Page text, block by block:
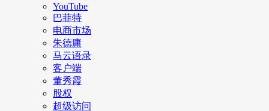
YouTube
巴菲特
电商市场
朱德庸
马云语录
客户端
董秀霞
股权
超级访问